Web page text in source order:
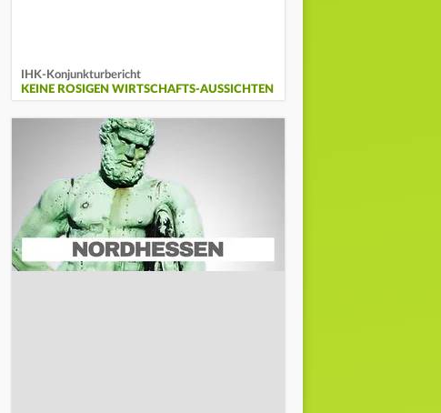
IHK-Konjunkturbericht
KEINE ROSIGEN WIRTSCHAFTS-AUSSICHTEN